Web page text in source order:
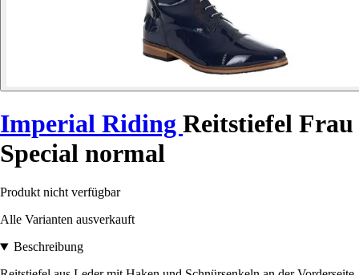
Imperial Riding Reitstiefel Frau
Special normal
Produkt nicht verfügbar
Alle Varianten ausverkauft
Beschreibung